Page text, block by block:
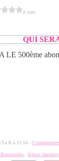
0 vote
QUI
La B à 11:54 -
,bijoux fantaisie